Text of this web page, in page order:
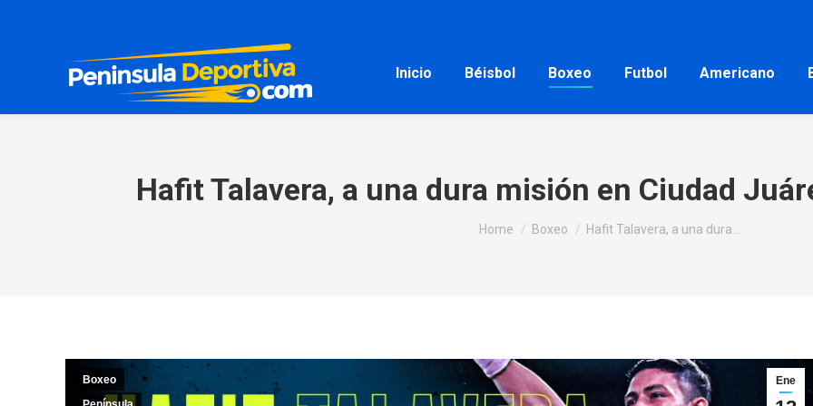
Inicio Béisbol Boxeo Futbol Americano
Hafit Talavera, a una dura misión en Ciudad
You are here:
Home Boxeo Hafit Talavera, a una dura…
Ene
Boxeo